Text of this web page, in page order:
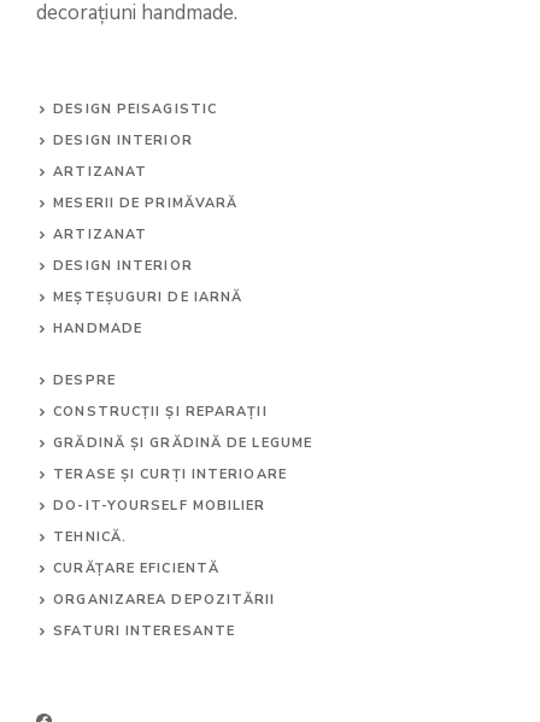
decorațiuni handmade.
DESIGN PEISAGISTIC
DESIGN INTERIOR
ARTIZANAT
MESERII DE PRIMĂVARĂ
ARTIZANAT
DESIGN INTERIOR
MEȘTEȘUGURI DE IARNĂ
HANDMADE
DESPRE
CONSTRUCȚII ȘI REPARAȚII
GRĂDINĂ ȘI GRĂDINĂ DE LEGUME
TERASE ȘI CURȚI INTERIOARE
DO-IT-YOURSELF MOBILIER
TEHNICĂ.
CURĂȚARE EFICIENTĂ
ORGANIZAREA DEPOZITĂRII
SFATURI INTERESANTE